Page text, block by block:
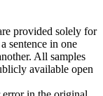
provided solely for
sentence in one
All samples
available open